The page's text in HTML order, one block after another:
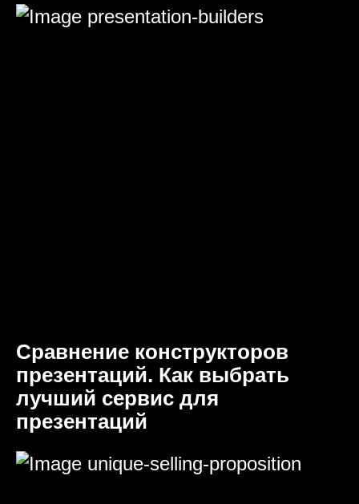
Сравнение конструкторов
презентаций. Как выбрать
лучший сервис для
презентаций